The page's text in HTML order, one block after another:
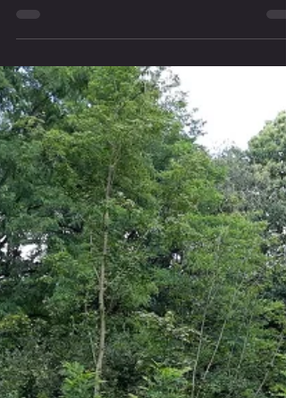
14 jul 2019
Karateclub Noritsu 3 Dan-graden rijker
Van vrijdag 12 t/m zondag 14 juli vond in Veldhoven het NKA
Zomerkamp 2019 plaats. Er waren dit jaar maar liefst 9
karateka’s van Noritsu...